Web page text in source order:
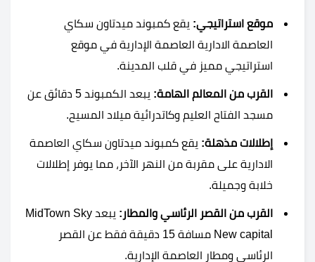
موقع استراتيجي: يقع كمبوند ميدتاون سكاي
العاصمة الادارية العاصمة الإدارية في موقع
استراتيجي مميز في قلب المدينة.
القرب من المعالم الهامة:
يبعد الكمبوند 5 دقائق عن
مسجد الفتاح العليم وكاتدرائية ميلاد المسيح.
إطلالات مذهلة: يقع كمبوند ميدتاون سكاي العاصمة
الادارية على مقربة من النهر الآخر، مما يوفر إطلالات
خلابة وجميلة.
القرب من القصر الرئاسي والمطار:
يبعد MidTown Sky
New capital مسافة 15 دقيقة فقط عن القصر
الرئاسي ومطار العاصمة الإدارية.